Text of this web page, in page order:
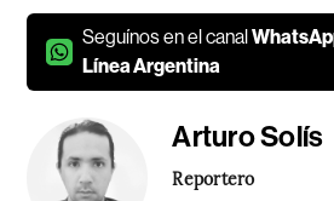
Seguínos en el canal
Línea Argentina
Arturo Solís
Reportero